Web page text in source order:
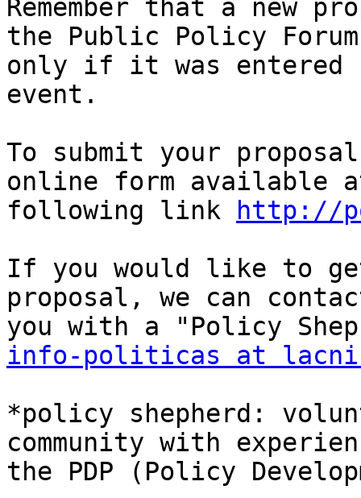
Remember that a new
the Public Policy Forum
only if it was entered
event.
To submit your
online form available
following link
http://
If you would like to
proposal, we can
info-politicas at
*policy shepherd:
community with
the PDP (Policy